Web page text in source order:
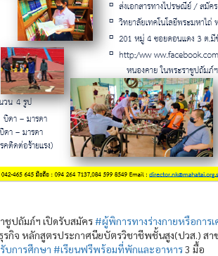
ชูปถัมภ์ฯ เปิดรับสมัคร#ผู้พิการทางร่างกายหรือการ
จ หลักสูตรประกาศนียบัตรวิชาชีพชั้นสูง(ปวส.) สา
บการศีกษา #เรียนฟรีพร้อมที่พักและอาหาร3 มื้อ